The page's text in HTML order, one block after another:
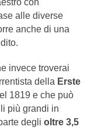
con
alle diverse
anche di una
invece troverai
della Erste
1819 e che può
più grandi in
degli oltre 3,5